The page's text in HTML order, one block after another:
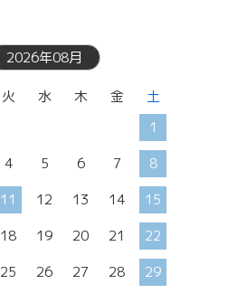
2026年08月
火 水 木 金
土
1
4 5 6 7
8
11 12 13 14
15
18 19 20 21
22
25 26 27 28
29